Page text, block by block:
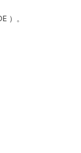
）。